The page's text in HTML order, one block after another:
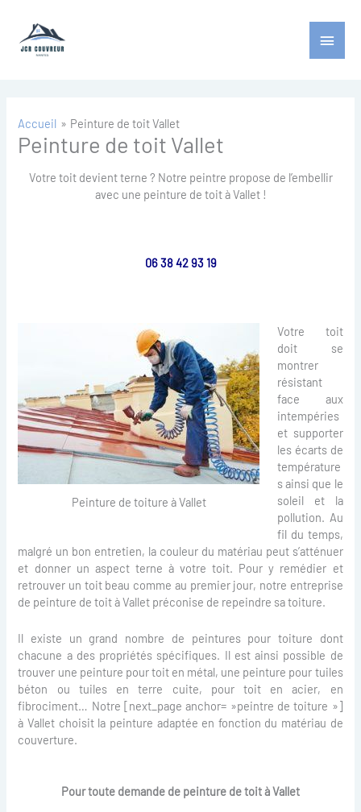
contenu
Menu
Accueil Peinture de toit Vallet
Peinture de toit Vallet
Votre toit devient terne ? Notre peintre propose de l’embellir
avec une peinture de toit à Vallet !
06 38 42 93 19
Peinture de toiture à Vallet
Votre toit
doit se
montrer
résistant
face aux
intempéries
et supporter
les écarts de
température
s ainsi que le
soleil et la
pollution. Au
fil du temps,
malgré un bon entretien, la couleur du matériau peut s’atténuer
et donner un aspect terne à votre toit. Pour y remédier et
retrouver un toit beau comme au premier jour, notre entreprise
de peinture de toit à Vallet préconise de repeindre sa toiture.
Il existe un grand nombre de peintures pour toiture dont
chacune a des propriétés spécifiques. Il est ainsi possible de
trouver une peinture pour toit en métal, une peinture pour tuiles
béton ou tuiles en terre cuite, pour toit en acier, en
fibrociment… Notre [next_page anchor= »peintre de toiture »]
à Vallet choisit la peinture adaptée en fonction du matériau de
couverture.
Pour toute demande de peinture de toit à Vallet